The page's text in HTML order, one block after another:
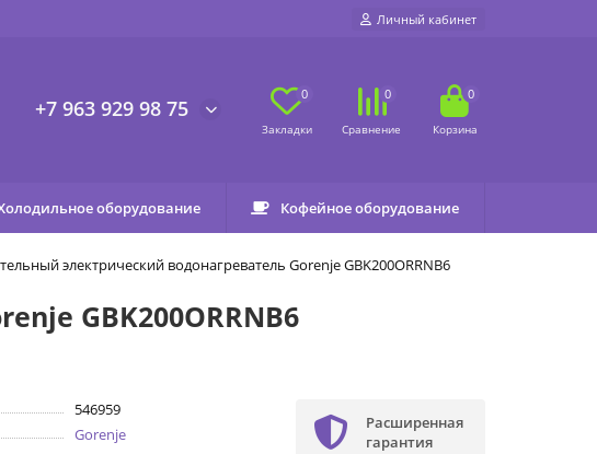
Личный кабинет
+7 963 929 98 75
0 0 0
оборудование Кофейное оборудование
электрический водонагреватель Gorenje GBK200ORRNB6
GBK200ORRNB6
546959
Gorenje
Расширенная
гарантия